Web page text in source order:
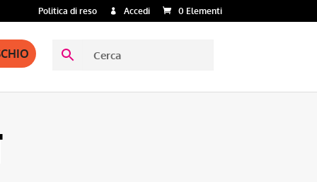
Politica di reso Accedi 0 Elementi